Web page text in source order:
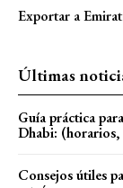
Exportar a
Últimas
Guía práctica
Dhabi: (horarios,
Consejos útiles